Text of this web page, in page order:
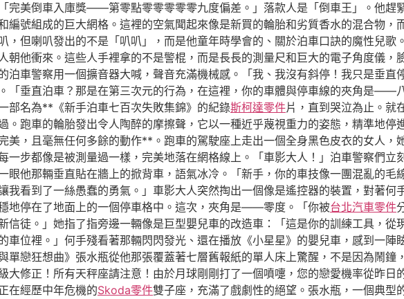
完美倒車入庫獎——第零點零零零零零九度偏差。」落款人是「倒車王」。他趕
編號組成的巨大網格。這裡的空氣聞起來像是新買的輪胎和劣質香水的混合物
，但喇叭發出的不是「叭叭」，而是他童年時學會的、關於泊車口訣的魔性兒
朝他衝來。這些人手裡拿的不是警棍，而是長長的測量尺和巨大的電子角度儀
泊車警察用一個擴音器大喊，聲音充滿機械感。「我、我沒有斜停！我只是垂直
「垂直泊車？那是在第三次元的行為，在這裡，你的車體與停車線的夾角是——
部名為**《新手泊車七百次失敗集錦》的紀錄斯柯達零件片，直到哭泣為止。就
。跑車的輪胎發出令人陶醉的摩擦聲，它以一種近乎蔑視重力的姿態，精準地
美，且毫無任何多餘的動作**。跑車的駕駛座上走出一個全身黑色皮衣的女人，
一步都像是被測量過一樣，完美地落在網格線上。「車影大人！」泊車警察們
眼他那輛垂直貼在牆上的掀背車，語氣冰冷。「新手，你的車技像一團混亂的
看到了一絲愚蠢的勇氣。」車影大人突然掏出一個像是遙控器的裝置，對著何
地停在了地面上的一個停車格中。這次，夾角是——零度。「你被台北汽車零件
信徒。」她指了指旁邊一輛像是巨型嬰兒車的改造車：「這是你的訓練工具，
車位裡。」何手殘看著那輛閃閃發光、還在播放《小星星》的嬰兒車，感到一
單戀狂想曲》張水瓶從他那張覆蓋著七層舊報紙的單人床上驚醒，不是因為鬧鐘
大修正！所有天秤座請注意！由於月球剛剛打了一個噴嚏，您的戀愛機率從昨
在經歷中年危機的Skoda零件雙子座，充滿了戲劇性的絕望。張水瓶，一個典